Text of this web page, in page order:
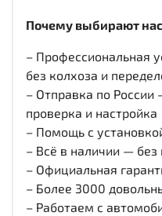
Почему выбирают
– Профессиональная
без колхоза и
– Отправка по
проверка и настройка
– Помощь с
– Всё в наличии —
– Официальная
– Более 3000
– Работаем с